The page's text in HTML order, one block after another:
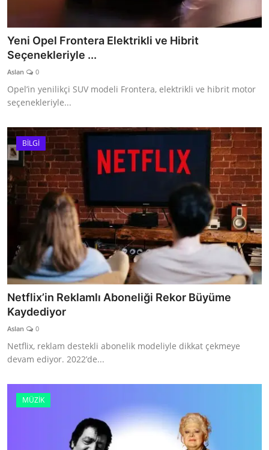
Yeni Opel Frontera Elektrikli ve Hibrit
Seçenekleriyle ...
Aslan 0
Opel’in yenilikçi SUV modeli Frontera, elektrikli ve hibrit motor
seçenekleriyle...
BİLGİ
Netflix’in Reklamlı Aboneliği Rekor Büyüme
Kaydediyor
Aslan 0
Netflix, reklam destekli abonelik modeliyle dikkat çekmeye
devam ediyor. 2022’de...
MÜZİK